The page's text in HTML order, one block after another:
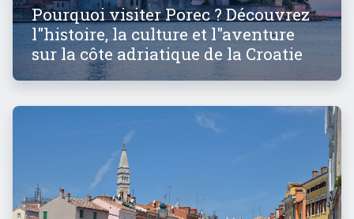
Pourquoi visiter Porec ? Découvrez
l"histoire, la culture et l"aventure
sur la côte adriatique de la Croatie